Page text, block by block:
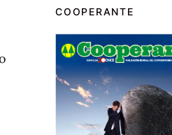
COOPERANTE